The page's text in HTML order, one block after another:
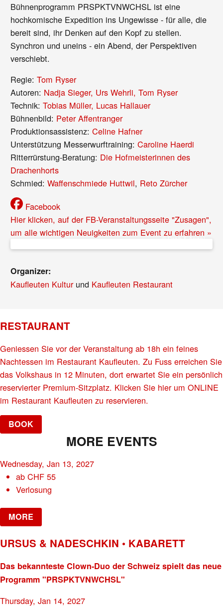
Bühnenprogramm PRSPKTVNWCHSL ist eine
hochkomische Expedition ins Ungewisse - für alle, die
bereit sind, ihr Denken auf den Kopf zu stellen.
Synchron und uneins - ein Abend, der Perspektiven
verschiebt.
Regie:Tom Ryser
Autoren: Nadja Sieger, Urs Wehrli, Tom Ryser
Technik:Tobias Müller, Lucas Hallauer
Bühnenbild: Peter Affentranger
Produktionsassistenz:Celine Hafner
Unterstützung Messerwurftraining:Caroline Haerdi
Ritterrürstung-Beratung: Die Hofmeisterinnen des
Drachenhorts
Schmied:Waffenschmiede Huttwil, Reto Zürcher
Facebook
Hier klicken, auf der FB-Veranstaltungsseite "Zusagen",
um alle wichtigen Neuigkeiten zum Event zu erfahren »
© Dreh & Angel
Organizer:
Kaufleuten Kulturund Kaufleuten Restaurant
RESTAURANT
Geniessen Sie vor der Veranstaltung ab 18h ein feines
Nachtessen im Restaurant Kaufleuten. Zu Fuss erreichen Sie
das Volkshaus in 12 Minuten, dort erwartet Sie ein persönlich
reservierter Premium-Sitzplatz. Klicken Sie hier um ONLINE
im Restaurant Kaufleuten zu reservieren.
BOOK
MORE EVENTS
Wednesday, Jan 13, 2027
abCHF 55
Verlosung
MORE
URSUS & NADESCHKIN • KABARETT
Das bekannteste Clown-Duo der Schweiz spielt das neue
Programm "PRSPKTVNWCHSL"
Thursday, Jan 14, 2027